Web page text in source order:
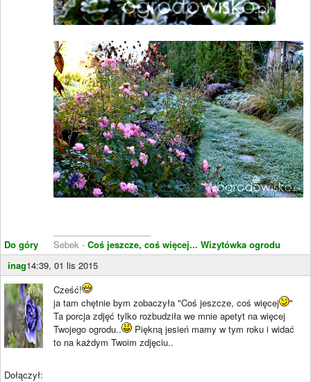
Do góry
Sebek - Coś jeszcze, coś więcej... Wizytówka ogrodu
inag14:39, 01 lis 2015
Dołączył:
Cześć!
ja tam chętnie bym zobaczyła "Coś jeszcze, coś więcej
"
Ta porcja zdjęć tylko rozbudziła we mnie apetyt na więcej
Twojego ogrodu..
Piękną jesień mamy w tym roku i widać
to na każdym Twoim zdjęciu..